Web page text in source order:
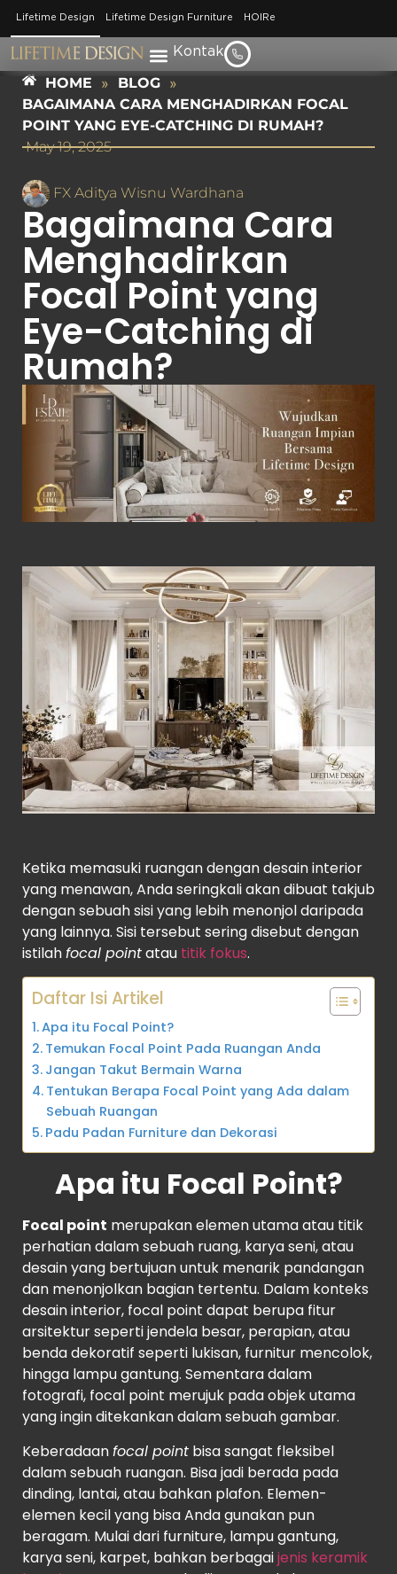
Lifetime Design Lifetime Design Furniture HOIRe
Kontak
HOME » BLOG »
BAGAIMANA CARA MENGHADIRKAN FOCAL
POINT YANG EYE-CATCHING DI RUMAH?
May 19, 2025
FX Aditya Wisnu Wardhana
Bagaimana Cara
Menghadirkan
Focal Point yang
Eye-Catching di
Rumah?
Ketika memasuki ruangan dengan desain interior
yang menawan, Anda seringkali akan dibuat takjub
dengan sebuah sisi yang lebih menonjol daripada
yang lainnya. Sisi tersebut sering disebut dengan
istilahfocal pointatau titik fokus.
Daftar Isi Artikel
Apa itu Focal Point?
Temukan Focal Point Pada Ruangan Anda
Jangan Takut Bermain Warna
Tentukan Berapa Focal Point yang Ada dalam
Sebuah Ruangan
Padu Padan Furniture dan Dekorasi
Apa itu Focal Point?
Focal point merupakan elemen utama atau titik
perhatian dalam sebuah ruang, karya seni, atau
desain yang bertujuan untuk menarik pandangan
dan menonjolkan bagian tertentu. Dalam konteks
desain interior, focal point dapat berupa fitur
arsitektur seperti jendela besar, perapian, atau
benda dekoratif seperti lukisan, furnitur mencolok,
hingga lampu gantung. Sementara dalam
fotografi, focal point merujuk pada objek utama
yang ingin ditekankan dalam sebuah gambar.
Keberadaanfocal point bisa sangat fleksibel
dalam sebuah ruangan. Bisa jadi berada pada
dinding, lantai, atau bahkan plafon. Elemen-
elemen kecil yang bisa Anda gunakan pun
beragam. Mulai dari furniture, lampu gantung,
karya seni, karpet, bahkan berbagaijenis keramik